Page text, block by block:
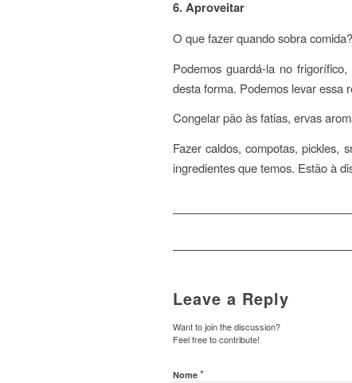
6. Aproveitar
O que fazer quando sobra comida?
Podemos guardá-la no
desta forma. Podemos levar essa
Congelar pão às fatias, ervas
Fazer caldos, compotas, pickles,
ingredientes que temos. Estão à
Leave a Reply
Want to join the discussion?
Feel free to contribute!
Nome *